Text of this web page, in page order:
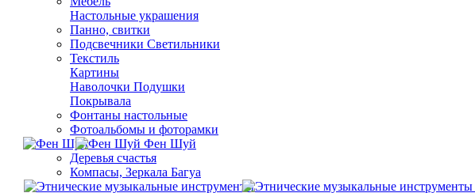
Настольные украшения
Панно, свитки
Подсвечники Светильники
Текстиль
Картины
Наволочки Подушки
Покрывала
Фонтаны настольные
Фотоальбомы и фоторамки
Фен Шуй
Деревья счастья
Компасы, Зеркала Багуа